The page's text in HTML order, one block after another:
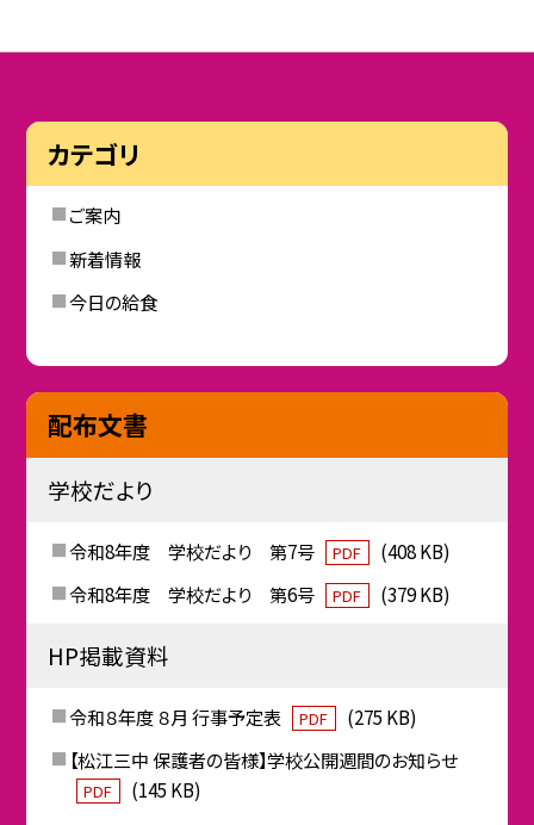
カテゴリ
ご案内
新着情報
今日の給食
配布文書
学校だより
令和8年度 学校だより 第7号 PDF
(408 KB)
令和8年度 学校だより 第6号
PDF (379 KB)
HP掲載資料
令和８年度 ８月 行事予定表 PDF
(275 KB)
【松江三中 保護者の皆様】学校公開週間のお知らせ
PDF
(145 KB)